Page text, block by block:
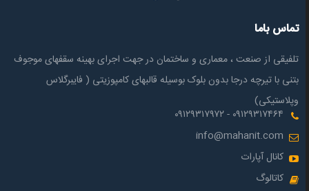
تماس باما
تلفیقی از صنعت ، معماری و ساختمان در جهت اجرای بهینه سقفهای موجوف
بتنی با تیرچه درجا بدون بلوک بوسیله قالبهای کامپوزیتی ( فایبرگلاس
وپلاستیکی)
۰۹۱۲۹۳۱۷۴۶۴ - ۰۹۱۲۹۳۱۷۹۷۲
info@mahanit.com
کانال آپارات
کاتالوگ